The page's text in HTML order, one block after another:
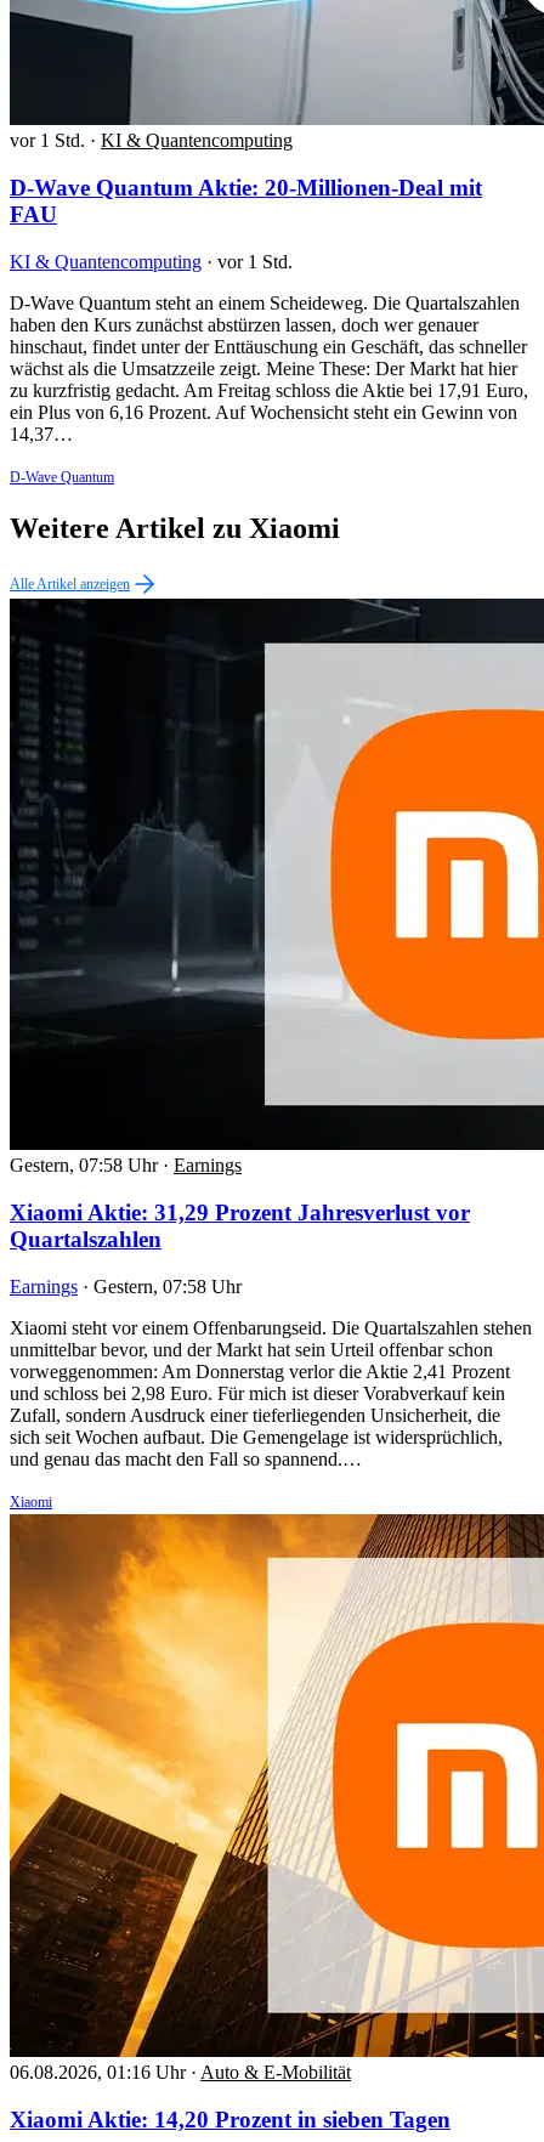
vor 1 Std. · KI & Quantencomputing
D-Wave Quantum Aktie: 20-Millionen-Deal mit
FAU
KI & Quantencomputing · vor 1 Std.
D-Wave Quantum steht an einem Scheideweg. Die Quartalszahlen
haben den Kurs zunächst abstürzen lassen, doch wer genauer
hinschaut, findet unter der Enttäuschung ein Geschäft, das schneller
wächst als die Umsatzzeile zeigt. Meine These: Der Markt hat hier
zu kurzfristig gedacht. Am Freitag schloss die Aktie bei 17,91 Euro,
ein Plus von 6,16 Prozent. Auf Wochensicht steht ein Gewinn von
14,37…
D-Wave Quantum
Weitere Artikel zu Xiaomi
Alle Artikel anzeigen
Gestern, 07:58 Uhr · Earnings
Xiaomi Aktie: 31,29 Prozent Jahresverlust vor
Quartalszahlen
Earnings · Gestern, 07:58 Uhr
Xiaomi steht vor einem Offenbarungseid. Die Quartalszahlen stehen
unmittelbar bevor, und der Markt hat sein Urteil offenbar schon
vorweggenommen: Am Donnerstag verlor die Aktie 2,41 Prozent
und schloss bei 2,98 Euro. Für mich ist dieser Vorabverkauf kein
Zufall, sondern Ausdruck einer tieferliegenden Unsicherheit, die
sich seit Wochen aufbaut. Die Gemengelage ist widersprüchlich,
und genau das macht den Fall so spannend.…
Xiaomi
06.08.2026, 01:16 Uhr · Auto & E-Mobilität
Xiaomi Aktie: 14,20 Prozent in sieben Tagen